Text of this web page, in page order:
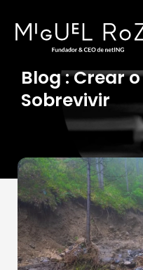
Blog : Crear o
Sobrevivir